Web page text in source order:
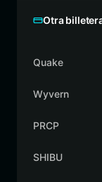
Otra
Quake
Wyvern
PRCP
SHIBU